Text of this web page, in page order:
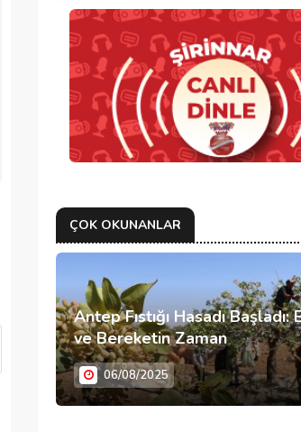
ÇOK OKUNANLAR
Antep Fıstığı Hasadı Başladı:
ve Bereketin Zaman
06/08/2025